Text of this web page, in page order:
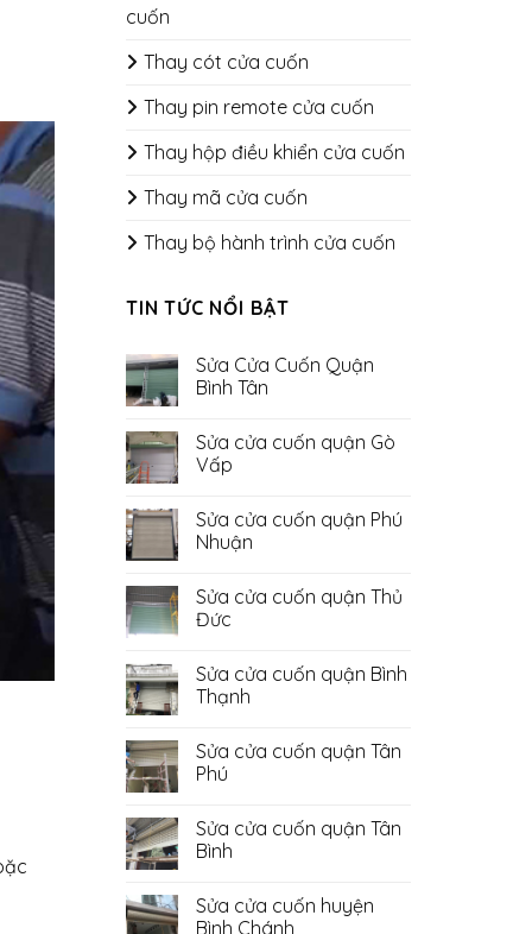
cuốn
Thay cót cửa cuốn
Thay pin remote cửa cuốn
Thay hộp điều khiển cửa cuốn
Thay mã cửa cuốn
Thay bộ hành trình cửa cuốn
TIN TỨC NỔI BẬT
Sửa Cửa Cuốn Quận
Bình Tân
bình
luận
ở
Cuốn
Quận
Bình
Sửa cửa cuốn quận Gò
Vấp
bình
luận
ở
cuốn
quận
Gò
Sửa cửa cuốn quận Phú
Nhuận
bình
luận
ở
cuốn
quận
Phú
Sửa cửa cuốn quận Thủ
Đức
bình
luận
ở
cuốn
quận
Thủ
Sửa cửa cuốn quận Bình
Thạnh
bình
luận
ở
cuốn
quận
Bình
Sửa cửa cuốn quận Tân
Phú
bình
luận
ở
cuốn
quận
Sửa cửa cuốn quận Tân
Bình
bình
luận
Sửa cửa cuốn huyện
Bình Chánh